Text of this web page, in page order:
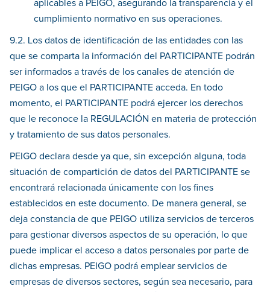
aplicables a PEIGO, asegurando la transparencia y el
cumplimiento normativo en sus operaciones.
9.2. Los datos de identificación de las entidades con las
que se comparta la información del PARTICIPANTE podrán
ser informados a través de los canales de atención de
PEIGO a los que el PARTICIPANTE acceda. En todo
momento, el PARTICIPANTE podrá ejercer los derechos
que le reconoce la REGULACIÓN en materia de protección
y tratamiento de sus datos personales.
PEIGO declara desde ya que, sin excepción alguna, toda
situación de compartición de datos del PARTICIPANTE se
encontrará relacionada únicamente con los fines
establecidos en este documento. De manera general, se
deja constancia de que PEIGO utiliza servicios de terceros
para gestionar diversos aspectos de su operación, lo que
puede implicar el acceso a datos personales por parte de
dichas empresas. PEIGO podrá emplear servicios de
empresas de diversos sectores, según sea necesario, para